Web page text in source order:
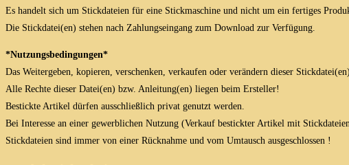
Es handelt sich um Stickdateien für eine Stickmaschine und nicht um ein fertiges
Die Stickdatei(en) stehen nach Zahlungseingang zum Download zur Verfügung.
*Nutzungsbedingungen*
Das Weitergeben, kopieren, verschenken, verkaufen oder verändern dieser
Alle Rechte dieser Datei(en) bzw. Anleitung(en) liegen beim Ersteller!
Bestickte Artikel dürfen ausschließlich privat genutzt werden.
Bei Interesse an einer gewerblichen Nutzung (Verkauf bestickter Artikel mit
Stickdateien sind immer von einer Rücknahme und vom Umtausch ausgeschlossen !